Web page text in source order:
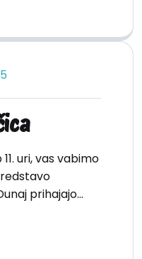
uri, vas vabimo
prihajajo…